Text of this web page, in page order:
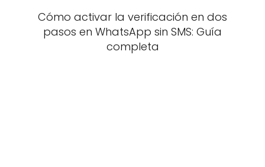
Cómo activar la verificación en dos
pasos en WhatsApp sin SMS: Guía
completa